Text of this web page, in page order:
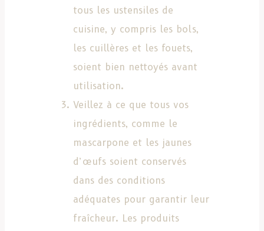
tous les ustensiles de
cuisine, y compris les bols,
les cuillères et les fouets,
soient bien nettoyés avant
utilisation.
Veillez à ce que tous vos
ingrédients, comme le
mascarpone et les jaunes
d’œufs soient conservés
dans des conditions
adéquates pour garantir leur
fraîcheur. Les produits